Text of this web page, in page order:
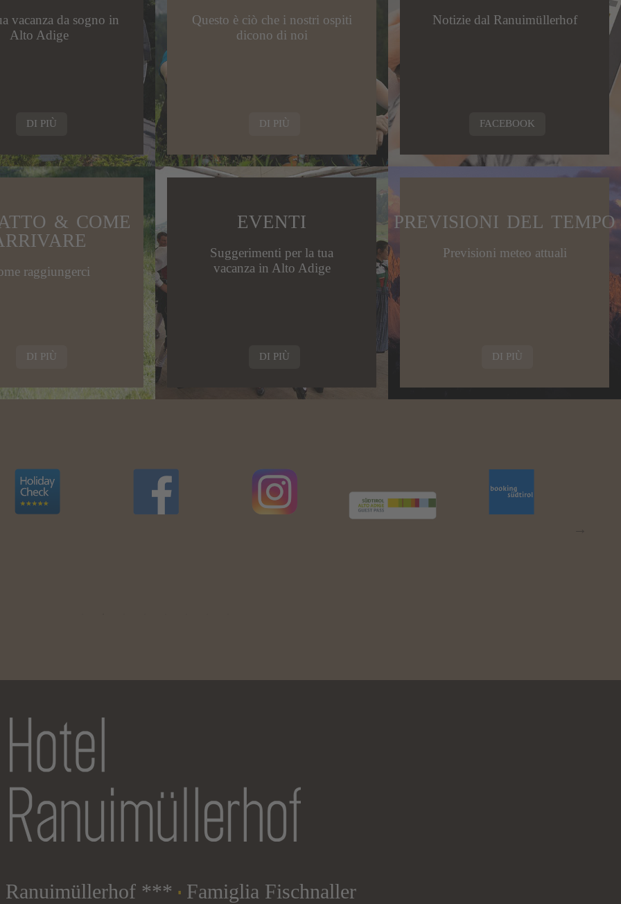
vacanza da sogno in
Alto Adige
DI PIÙ
Questo è ciò che i nostri ospiti
dicono di noi
DI PIÙ
Notizie dal Ranuimüllerhof
FACEBOOK
& COME
raggiungerci
DI PIÙ
EVENTI
Suggerimenti per la tua
vacanza in Alto Adige
DI PIÙ
PREVISIONI DEL TEMPO
Previsioni meteo attuali
DI PIÙ
Ranuimüllerhof *** ∎
Famiglia Fischnaller